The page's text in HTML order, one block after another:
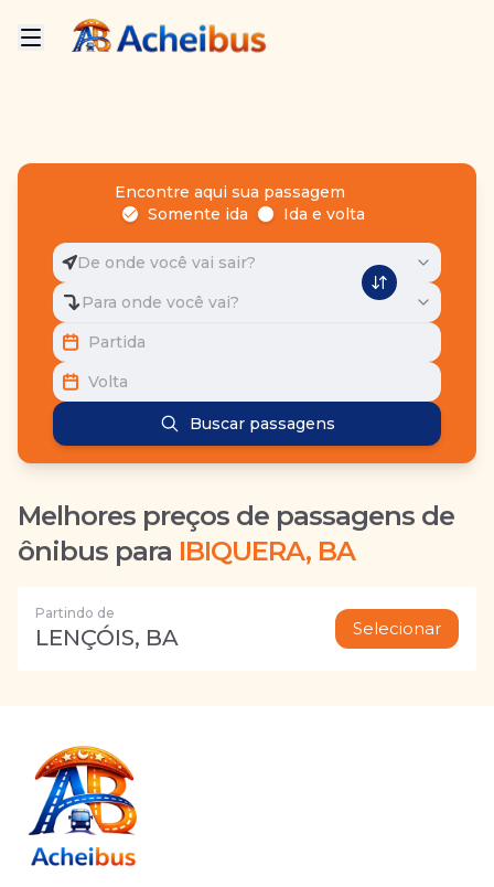
Encontre aqui sua passagem
Somente ida
Ida e volta
De onde você vai sair?
Para onde você vai?
Partida
Volta
Buscar passagens
Melhores preços de passagens de
ônibus para IBIQUERA, BA
Partindo de
LENÇÓIS, BA Selecionar